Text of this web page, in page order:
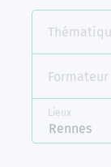
Formateur
Lieux
Rennes